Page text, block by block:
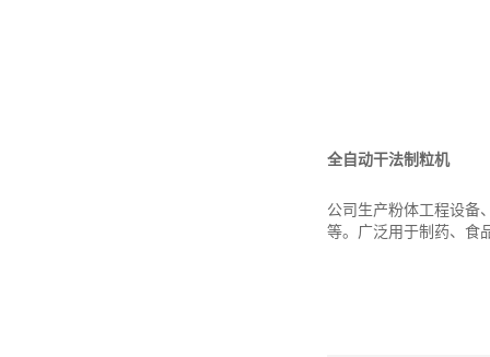
全自动干法制粒机
公司生产粉体工程设备
等。广泛用于制药、食